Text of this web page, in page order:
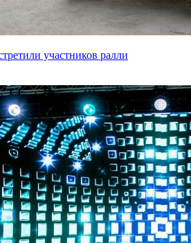
участников ралли